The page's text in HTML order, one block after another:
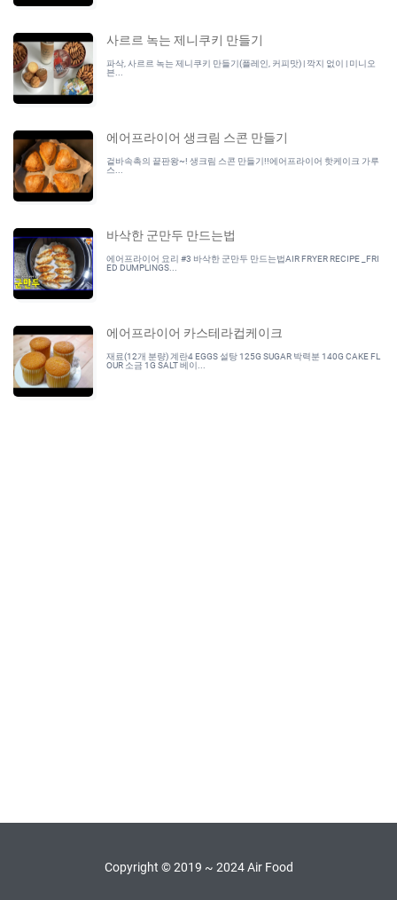
사르르 녹는 제니쿠키 만들기
파삭, 사르르 녹는 제니쿠키 만들기(플레인, 커피맛) | 깍지 없이 | 미니오
븐...
에어프라이어 생크림 스콘 만들기
겉바속촉의 끝판왕~! 생크림 스콘 만들기!!에어프라이어 핫케이크 가루
스...
바삭한 군만두 만드는법
에어프라이어 요리 #3 바삭한 군만두 만드는법AIR FRYER RECIPE _FRI
ED DUMPLINGS...
에어프라이어 카스테라컵케이크
재료(12개 분량) 계란4 EGGS 설탕 125G SUGAR 박력분 140G CAKE FL
OUR 소금 1G SALT 베이...
Copyright © 2019 ~ 2024 Air Food